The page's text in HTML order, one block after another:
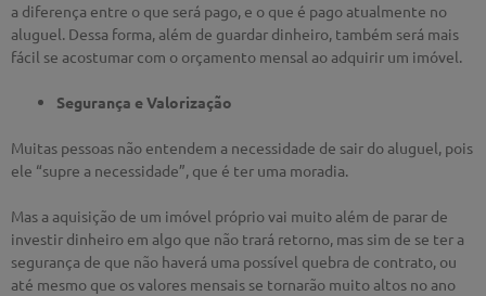
a diferença entre o que será pago, e o que é pago atualmente no
aluguel. Dessa forma, além de guardar dinheiro, também será mais
fácil se acostumar com o orçamento mensal ao adquirir um imóvel.
Segurança e Valorização
Muitas pessoas não entendem a necessidade de sair do aluguel, pois
ele “supre a necessidade”, que é ter uma moradia.
Mas a aquisição de um imóvel próprio vai muito além de parar de
investir dinheiro em algo que não trará retorno, mas sim de se ter a
segurança de que não haverá uma possível quebra de contrato, ou
até mesmo que os valores mensais se tornarão muito altos no ano